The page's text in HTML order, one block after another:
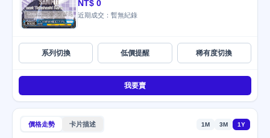
NT$ 0
近期成交：暫無紀錄
系列切換 低價提醒 稀有度切換
我要賣
價格走勢 卡片描述 1M 3M 1Y